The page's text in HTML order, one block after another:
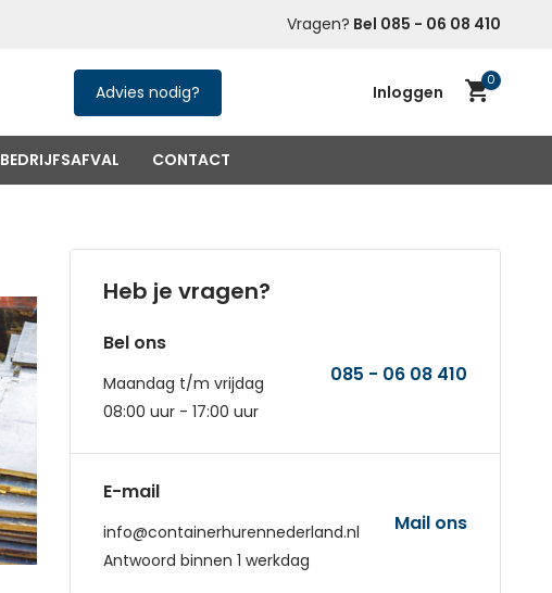
Met een paar klikkensnel geregeld
Vragen? Bel 085 - 06 08 410
Advies nodig? Inloggen
Account aanmaken
0
BEDRIJFSAFVAL CONTACT
Heb je vragen?
Bel ons
Maandag t/m vrijdag
08:00 uur - 17:00 uur
085 - 06 08 410
E-mail
info@containerhurennederland.nl
Antwoord binnen 1 werkdag
Mail ons